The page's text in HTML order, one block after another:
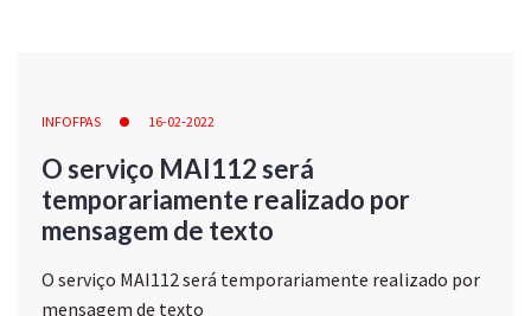
INFOFPAS 16-02-2022
O serviço MAI112 será
temporariamente realizado por
mensagem de texto
O serviço MAI112 será temporariamente realizado por
mensagem de texto